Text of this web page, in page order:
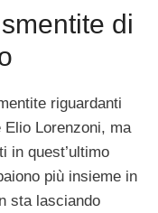
di
riguardanti
Lorenzoni, ma
in quest’ultimo
più insieme in
sta lasciando